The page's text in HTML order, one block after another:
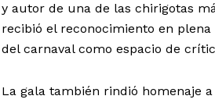
y autor de una de las chirigotas
recibió el reconocimiento en
del carnaval como espacio de
La gala también rindió homenaje